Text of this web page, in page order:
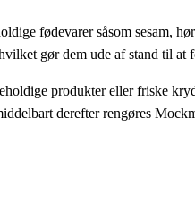
fødevarer såsom sesam,
gør dem ude af stand til at
produkter eller friske
derefter rengøres